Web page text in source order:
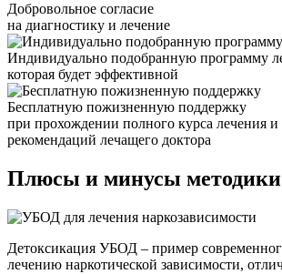
Добровольное согласие
на диагностику и лечение
Индивидуально подобранную программу
которая будет эффективной
Бесплатную пожизненную поддержку
при прохождении полного курса лечения
рекомендаций лечащего доктора
Плюсы и минусы методики
Детоксикация УБОД – пример
лечению наркотической зависимости,